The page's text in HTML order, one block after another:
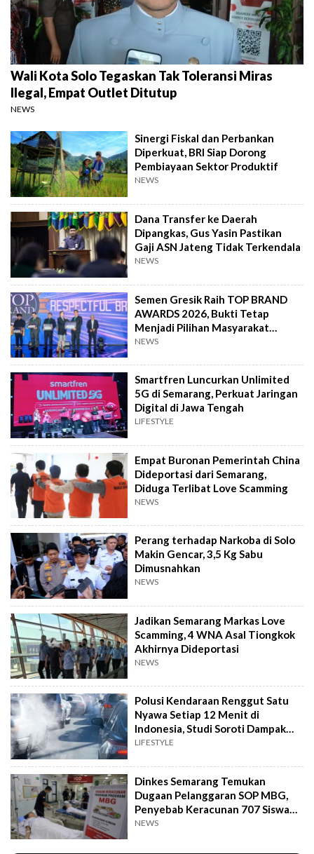
Wali Kota Solo Tegaskan Tak Toleransi Miras
Ilegal, Empat Outlet Ditutup
NEWS
Sinergi Fiskal dan Perbankan
Diperkuat, BRI Siap Dorong
Pembiayaan Sektor Produktif
NEWS
Dana Transfer ke Daerah
Dipangkas, Gus Yasin Pastikan
Gaji ASN Jateng Tidak Terkendala
NEWS
Semen Gresik Raih TOP BRAND
AWARDS 2026, Bukti Tetap
Menjadi Pilihan Masyarakat
Indonesia
NEWS
Smartfren Luncurkan Unlimited
5G di Semarang, Perkuat Jaringan
Digital di Jawa Tengah
LIFESTYLE
Empat Buronan Pemerintah China
Dideportasi dari Semarang,
Diduga Terlibat Love Scamming
NEWS
Perang terhadap Narkoba di Solo
Makin Gencar, 3,5 Kg Sabu
Dimusnahkan
NEWS
Jadikan Semarang Markas Love
Scamming, 4 WNA Asal Tiongkok
Akhirnya Dideportasi
NEWS
Polusi Kendaraan Renggut Satu
Nyawa Setiap 12 Menit di
Indonesia, Studi Soroti Dampak
Seriusnya
LIFESTYLE
Dinkes Semarang Temukan
Dugaan Pelanggaran SOP MBG,
Penyebab Keracunan 707 Siswa
Masih Diteliti
NEWS